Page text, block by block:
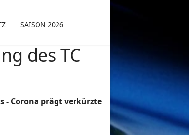
SAISON 2026
des TC
- Corona prägt verkürzte